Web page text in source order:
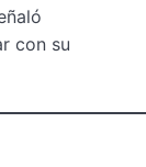
con su